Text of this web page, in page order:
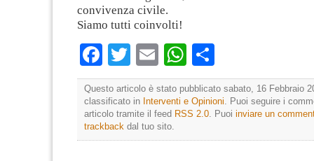
convivenza civile.
Siamo tutti coinvolti!
Facebook
TwitterEmailWhatsApp
Questo articolo è stato pubblicato sabato, 16 Febbraio
classificato in Interventi e Opinioni. Puoi seguire i
articolo tramite il feed RSS 2.0. Puoi inviare un
trackback dal tuo sito.